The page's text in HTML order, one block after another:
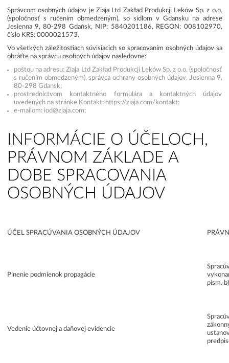
Správcom osobných údajov je Ziaja Ltd Zakład Produkcji Leków Sp. z o.o.
(spoločnosť s ručením obmedzeným), so sídlom v Gdansku na adrese
Jesienna 9, 80-298 Gdańsk, NIP: 5840201186, REGON: 008102970,
číslo KRS: 0000021573.
Vo všetkých záležitostiach súvisiacich so spracovaním osobných údajov sa
obráťte na správcu osobných údajov nasledovne:
poštou na adresu: Ziaja Ltd Zakład Produkcji Leków Sp. z o.o. (spoločnosť
s ručením obmedzeným), správca ochrany osobných údajov, Jesienna 9,
80-298 Gdansk;
prostredníctvom kontaktného formulára a kontaktných údajov
uvedených na stránke Kontakt: https://ziaja.com/kontakt;
e-mailom: iod@ziaja.com;
INFORMÁCIE O ÚČELOCH,
PRÁVNOM ZÁKLADE A
DOBE SPRACOVANIA
OSOBNÝCH ÚDAJOV
ÚČEL SPRACÚVANIA OSOBNÝCH ÚDAJOV
Plnenie podmienok propagácie
písm.
Vedenie účtovnej a daňovej evidencie